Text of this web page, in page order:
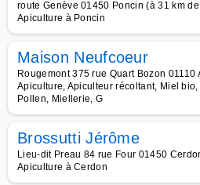
route Genève 01450 Poncin (à 31 km
Apiculture à Poncin
Maison Neufcoeur
Rougemont 375 rue Quart Bozon 01110
Apiculture, Apiculteur récoltant, Miel
Pollen, Miellerie, G
Brossutti Jérôme
Lieu-dit Preau 84 rue Four 01450
Apiculture à Cerdon